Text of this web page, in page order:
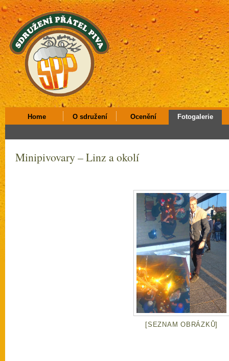
Home O sdružení Ocenění Fotogalerie
Minipivovary – Linz a okolí
[SEZNAM OBRÁZKŮ]